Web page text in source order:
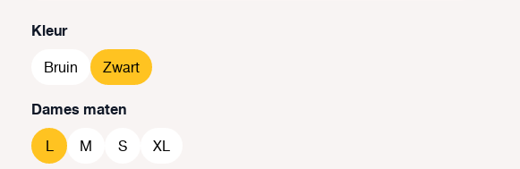
Selecteer
Kleur
Bruin Zwart
Selecteer
Dames maten
L M S XL